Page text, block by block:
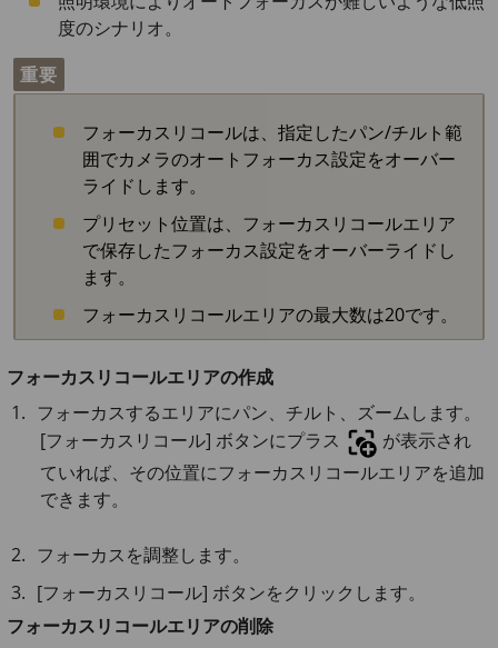
度のシナリオ。
重要
フォーカスリコールは、指定したパン/チルト範
囲でカメラのオートフォーカス設定をオーバー
ライドします。
プリセット位置は、フォーカスリコールエリア
で保存したフォーカス設定をオーバーライドし
ます。
フォーカスリコールエリアの最大数は20です。
フォーカスリコールエリアの作成
フォーカスするエリアにパン、チルト、ズームします。
[フォーカスリコール] ボタンにプラス
が表示され
ていれば、その位置にフォーカスリコールエリアを追加
できます。
フォーカスを調整します。
[フォーカスリコール] ボタンをクリックします。
フォーカスリコールエリアの削除